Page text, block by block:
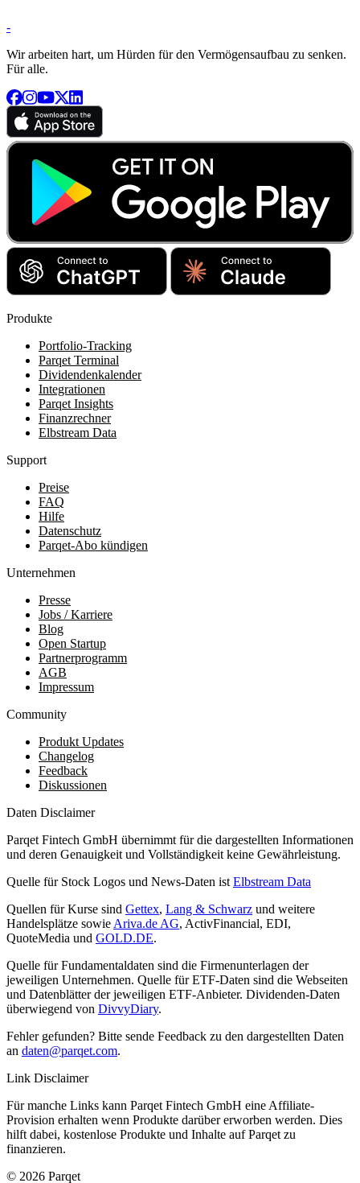
-
Wir arbeiten hart, um Hürden für den Vermögensaufbau zu senken.
Für alle.
Produkte
Portfolio-Tracking
Parqet Terminal
Dividendenkalender
Integrationen
Parqet Insights
Finanzrechner
Elbstream Data
Support
Preise
FAQ
Hilfe
Datenschutz
Parqet-Abo kündigen
Unternehmen
Presse
Jobs / Karriere
Blog
Open Startup
Partnerprogramm
AGB
Impressum
Community
Produkt Updates
Changelog
Feedback
Diskussionen
Daten Disclaimer
Parqet Fintech GmbH übernimmt für die dargestellten Informationen
und deren Genauigkeit und Vollständigkeit keine Gewährleistung.
Quelle für Stock Logos und News-Daten ist Elbstream Data
Quellen für Kurse sind Gettex, Lang & Schwarz und weitere
Handelsplätze sowie Ariva.de AG, ActivFinancial, EDI,
QuoteMedia und GOLD.DE.
Quelle für Fundamentaldaten sind die Firmenunterlagen der
jeweiligen Unternehmen. Quelle für ETF-Daten sind die Webseiten
und Datenblätter der jeweiligen ETF-Anbieter. Dividenden-Daten
überwiegend von DivvyDiary.
Fehler gefunden? Bitte sende Feedback zu den dargestellten Daten
an daten@parqet.com.
Link Disclaimer
Für manche Links kann Parqet Fintech GmbH eine Affiliate-
Provision erhalten wenn Produkte darüber erworben werden. Dies
hilft dabei, kostenlose Produkte und Inhalte auf Parqet zu
finanzieren.
© 2026 Parqet